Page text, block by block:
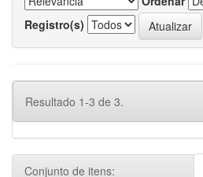
Registro(s)
Resultado 1-3 de 3.
Conjunto de itens: